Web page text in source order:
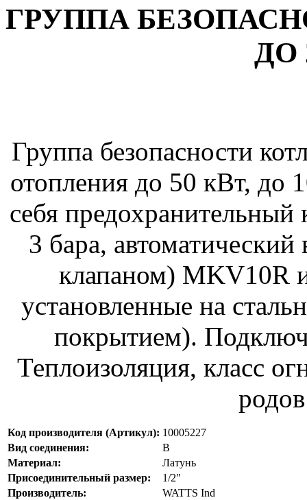
ГРУППА
ДО
Группа безопасности
отопления до 50 кВт, до
себя предохранительный
3 бара,
клапаном) MKV10R
установленные на
покрытием).
Теплоизоляция, класс
Код производителя (Артикул): 10005227
Вид соединения:
В
Материал:
Латунь
Присоединительный размер:
1/2"
Производитель:
WATTS Ind